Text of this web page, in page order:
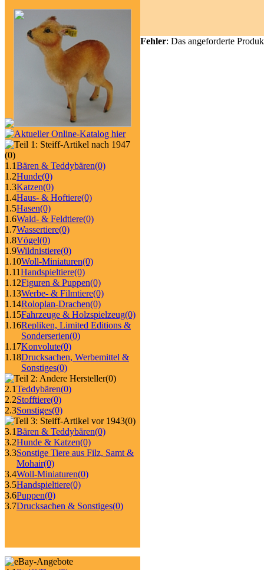
(0)
1.1Bären & Teddybären(0)
1.2Hunde(0)
1.3Katzen(0)
1.4Haus- & Hoftiere(0)
1.5Hasen(0)
1.6Wald- & Feldtiere(0)
1.7Wassertiere(0)
1.8Vögel(0)
1.9Wildnistiere(0)
1.10Woll-Miniaturen(0)
1.11Handspieltiere(0)
1.12Figuren & Puppen(0)
1.13Werbe- & Filmtiere(0)
1.14Roloplan-Drachen(0)
1.15Fahrzeuge & Holzspielzeug(0)
1.16Repliken, Limited Editions &
Sonderserien(0)
1.17Konvolute(0)
1.18Drucksachen, Werbemittel &
Sonstiges(0)
(0)
2.1Teddybären(0)
2.2Stofftiere(0)
2.3Sonstiges(0)
(0)
3.1Bären & Teddybären(0)
3.2Hunde & Katzen(0)
3.3Sonstige Tiere aus Filz, Samt &
Mohair(0)
3.4Woll-Miniaturen(0)
3.5Handspieltiere(0)
3.6Puppen(0)
3.7Drucksachen & Sonstiges(0)
Fehler: Das angeforderte